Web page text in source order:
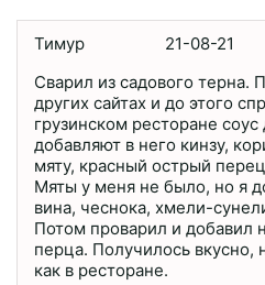
Тимур 21-08-21
Сварил из садового терна.
других сайтах и до этого
грузинском ресторане
добавляют в него кинзу,
мяту, красный острый
Мяты у меня не было, но я
вина, чеснока, хмели-
Потом проварил и добавил
перца. Получилось вкусно,
как в ресторане.